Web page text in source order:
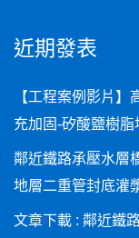
近期發表
【工程案例影片
充加固-矽酸鹽樹脂
鄰近鐵路承壓水層
地層二重管封底灌
文章下載 : 鄰近鐵